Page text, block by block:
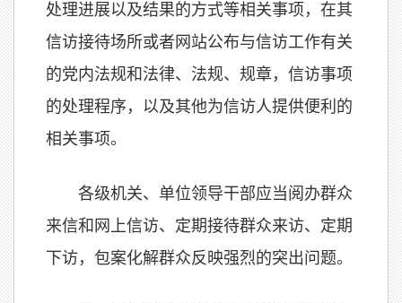
处理进展以及结果的方式等相关事项，在其
信访接待场所或者网站公布与信访工作有关
的党内法规和法律、法规、规章，信访事项
的处理程序，以及其他为信访人提供便利的
相关事项。
各级机关、单位领导干部应当阅办群众
来信和网上信访、定期接待群众来访、定期
下访，包案化解群众反映强烈的突出问题。